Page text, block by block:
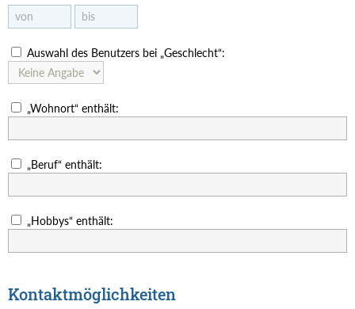
Auswahl des Benutzers bei „Geschlecht“:
„Wohnort“ enthält:
„Beruf“ enthält:
„Hobbys“ enthält:
Kontaktmöglichkeiten